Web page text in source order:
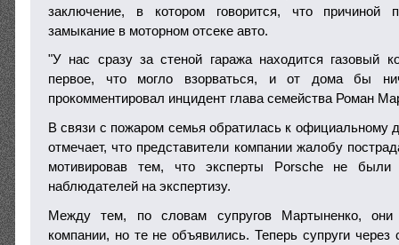
заключение, в котором говорится, что причиной
замыкание в моторном отсеке авто.
"У нас сразу за стеной гаража находится газовый
первое, что могло взорваться, и от дома бы
прокомментировал инцидент глава семейства Роман
В связи с пожаром семья обратилась к официальному
отмечает, что представители компании жалобу
мотивировав тем, что эксперты Porsche не
наблюдателей на экспертизу.
Между тем, по словам супругов Мартыненко, они
компании, но те не объявились. Теперь супруги